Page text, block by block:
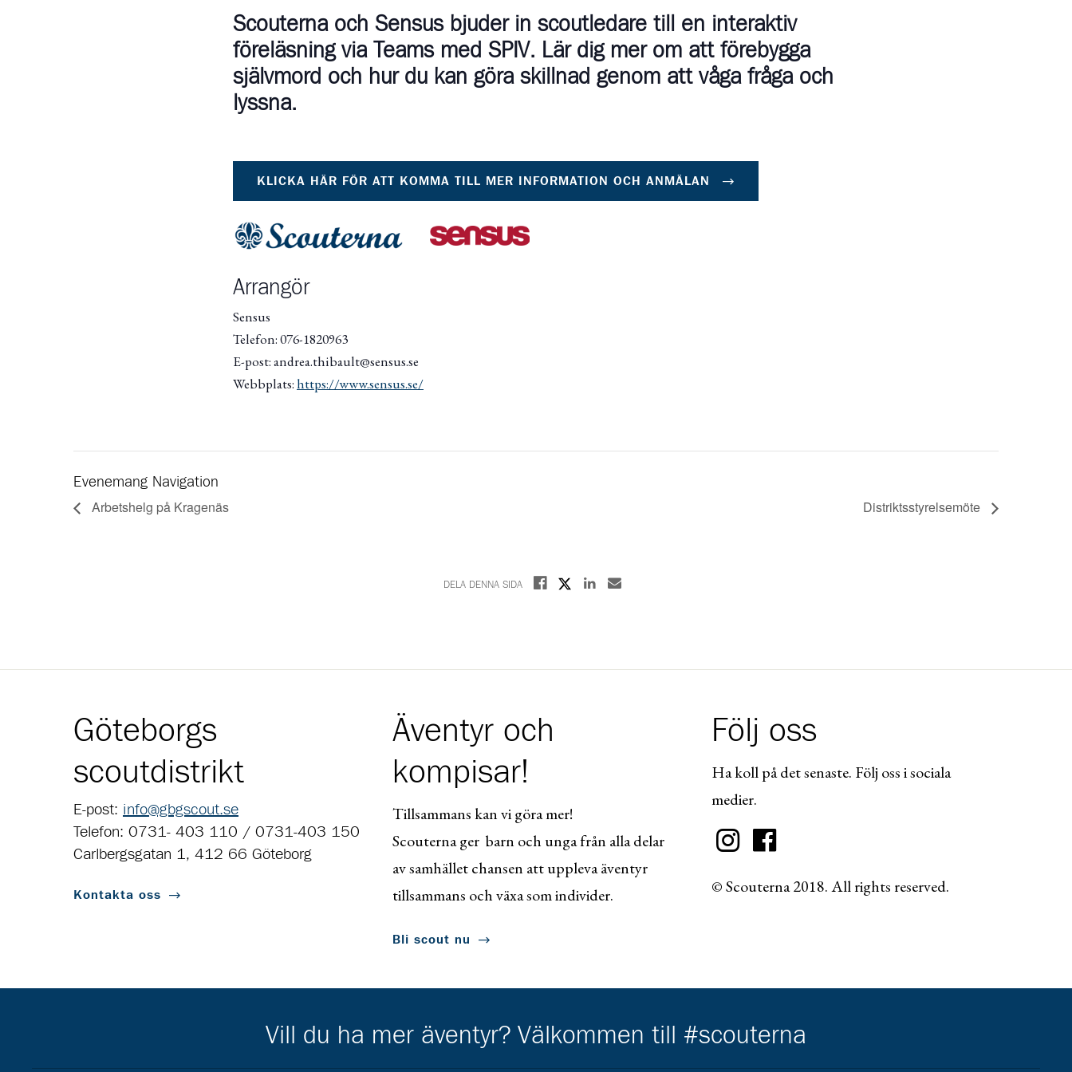
Scouterna och Sensus bjuder in scoutledare till en interaktiv
föreläsning via Teams med SPIV. Lär dig mer om att förebygga
självmord och hur du kan göra skillnad genom att våga fråga och
lyssna.
KLICKA HÄR FÖR ATT KOMMA TILL MER INFORMATION OCH ANMÄLAN
Arrangör
Sensus
Telefon: 076-1820963
E-post: andrea.thibault@sensus.se
Webbplats:https://www.sensus.se/
Evenemang Navigation
Arbetshelg på Kragenäs Distriktsstyrelsemöte
DELA DENNA SIDA Dela på Facebook
Dela på XDela på Linkedin
Dela med E-post
Göteborgs
scoutdistrikt
E-post: info@gbgscout.se
Telefon: 0731- 403 110 / 0731-403 150
Carlbergsgatan 1, 412 66 Göteborg
Kontakta oss
Äventyr och
kompisar!
Tillsammans kan vi göra mer!
Scouterna ger barn och unga från alla delar
av samhället chansen att uppleva äventyr
tillsammans och växa som individer.
Bli scout nu
Följ oss
Ha koll på det senaste. Följ oss i sociala
medier.
© Scouterna 2018. All rights reserved.
Vill du ha mer äventyr? Välkommen till #scouterna